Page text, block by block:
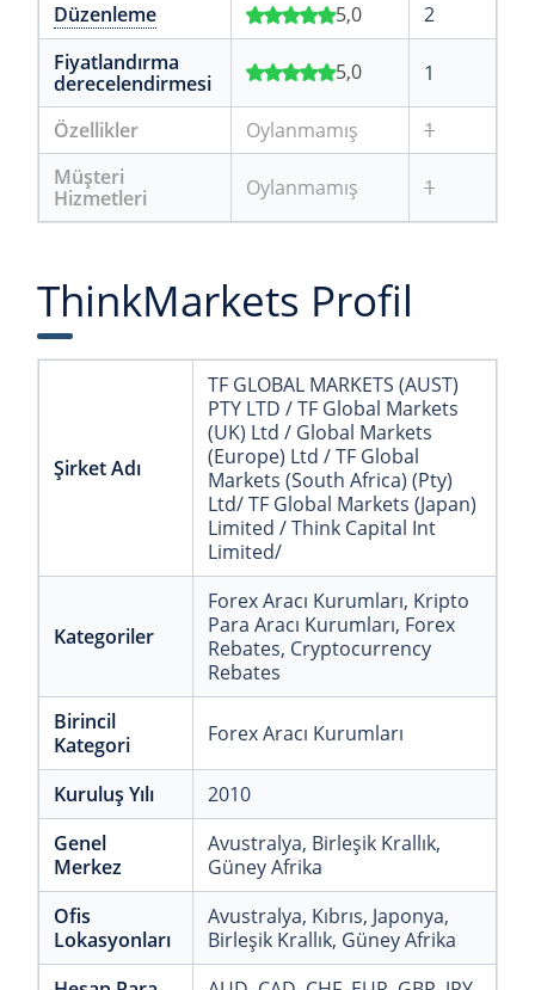
Düzenleme
5,0
2
Fiyatlandırma
derecelendirmesi
5,0 1
Özellikler Oylanmamış
1
Müşteri
Hizmetleri
Oylanmamış 1
ThinkMarkets Profil
Şirket Adı
TF GLOBAL MARKETS (AUST)
PTY LTD / TF Global Markets
(UK) Ltd / Global Markets
(Europe) Ltd / TF Global
Markets (South Africa) (Pty)
Ltd/ TF Global Markets (Japan)
Limited / Think Capital Int
Limited/
Kategoriler
Forex Aracı Kurumları, Kripto
Para Aracı Kurumları, Forex
Rebates, Cryptocurrency
Rebates
Birincil
Kategori
Forex Aracı Kurumları
Kuruluş Yılı
2010
Genel
Merkez
Avustralya, Birleşik Krallık,
Güney Afrika
Ofis
Lokasyonları
Avustralya, Kıbrıs, Japonya,
Birleşik Krallık, Güney Afrika